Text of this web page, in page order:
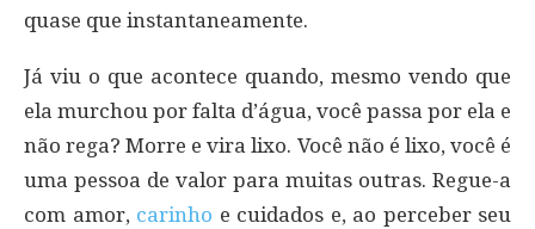
quase que instantaneamente.
Já viu o que acontece quando, mesmo vendo que
ela murchou por falta d’água, você passa por ela e
não rega? Morre e vira lixo. Você não é lixo, você é
uma pessoa de valor para muitas outras. Regue-a
com amor, carinho e cuidados e, ao perceber seu